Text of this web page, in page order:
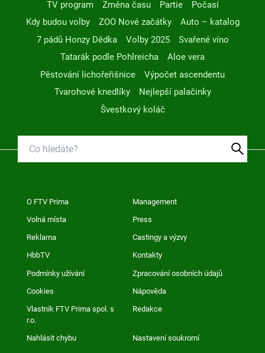
TV program
Změna času Partie
Počasí
Kdy budou volby
ZOO Nové začátky
Auto – katalog
7 pádů Honzy Dědka
Volby 2025
Svařené víno
Tatarák podle Pohlreicha
Aloe vera
Pěstování lichořeřišnice
Výpočet ascendentu
Tvarohové knedlíky
Nejlepší palačinky
Švestkový koláč
O FTV Prima Management
Volná místa Press
Reklama Castingy a výzvy
HbbTV Kontakty
Podmínky užívání Zpracování osobních údajů
Cookies Nápověda
Vlastník FTV Prima spol. s
r.o.
Redakce
Nahlásit chybu Nastavení soukromí